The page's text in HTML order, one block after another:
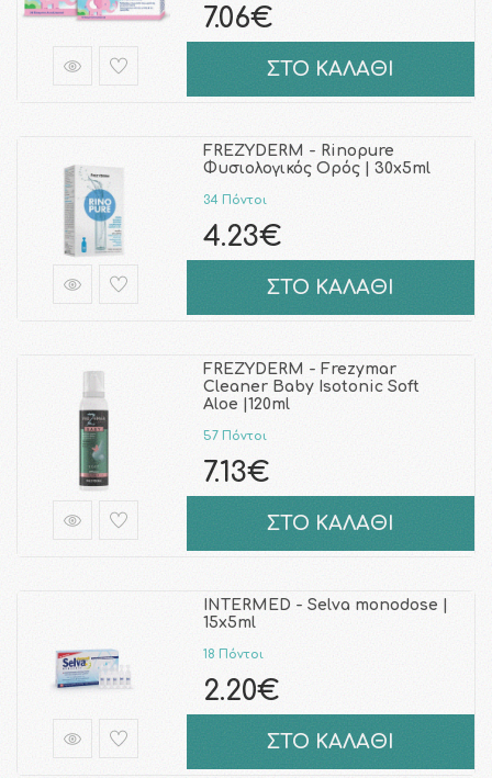
7.06€
ΣΤΟ ΚΑΛΑΘΙ
FREZYDERM - Rinopure
Φυσιολογικός Ορός | 30x5ml
34 Πόντοι
4.23€
ΣΤΟ ΚΑΛΑΘΙ
FREZYDERM - Frezymar
Cleaner Baby Isotonic Soft
Aloe |120ml
57 Πόντοι
7.13€
ΣΤΟ ΚΑΛΑΘΙ
INTERMED - Selva monodose |
15x5ml
18 Πόντοι
2.20€
ΣΤΟ ΚΑΛΑΘΙ